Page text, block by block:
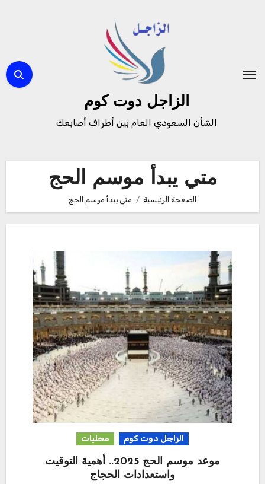
الزاجل دوت كوم
الشأن السعودي العام بين أطراف أصابعك
متي يبدأ موسم الحج
الصفحة الرئيسية متي يبدأ موسم الحج
الزاجل دوت كوم محليات
موعد موسم الحج 2025.. أهمية التوقيت
واستعدادات الحجاج